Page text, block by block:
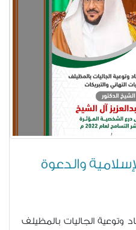
والدعوة
وتوعية الجاليات بالمظيلف